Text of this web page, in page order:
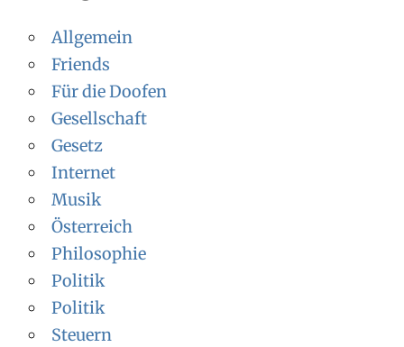
Allgemein
Friends
Für die Doofen
Gesellschaft
Gesetz
Internet
Musik
Österreich
Philosophie
Politik
Politik
Steuern